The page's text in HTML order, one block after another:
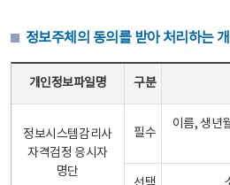
정보주체의 동의를 받아 처리하는
개인정보파일명 구분
정보시스템감리사
자격검정 응시자
명단
필수
이름, 생년